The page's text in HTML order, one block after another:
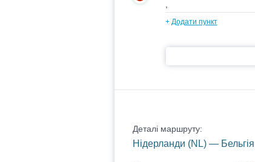
+ Додати пункт
Деталі маршруту:
Нідерланди (NL) —